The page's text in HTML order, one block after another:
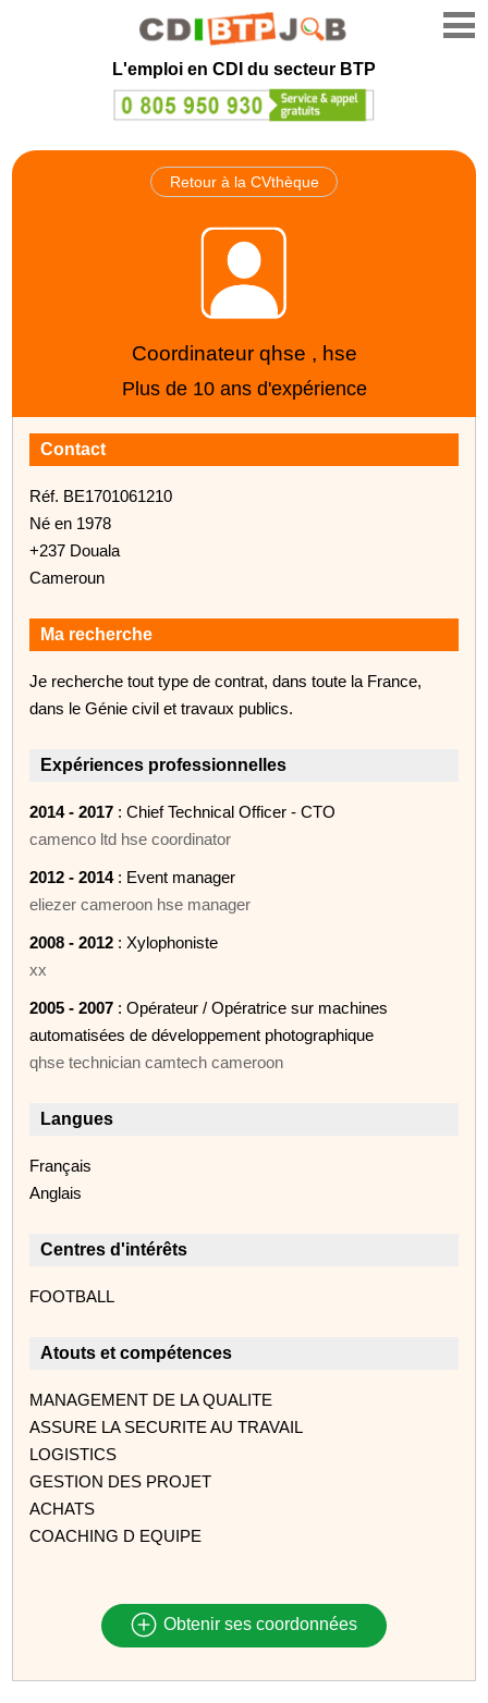
L'emploi en CDI du secteur BTP
Retour à la CVthèque
Coordinateur qhse , hse
Plus de 10 ans d'expérience
Contact
Réf. BE1701061210
Né en 1978
+237 Douala
Cameroun
Ma recherche
Je recherche tout type de contrat, dans toute la France,
dans le Génie civil et travaux publics.
Expériences professionnelles
2014 - 2017 : Chief Technical Officer - CTO
camenco ltd hse coordinator
2012 - 2014: Event manager
eliezer cameroon hse manager
2008 - 2012 : Xylophoniste
xx
2005 - 2007 : Opérateur / Opératrice sur machines
automatisées de développement photographique
qhse technician camtech cameroon
Langues
Français
Anglais
Centres d'intérêts
FOOTBALL
Atouts et compétences
MANAGEMENT DE LA QUALITE
ASSURE LA SECURITE AU TRAVAIL
LOGISTICS
GESTION DES PROJET
ACHATS
COACHING D EQUIPE
Obtenir ses coordonnées